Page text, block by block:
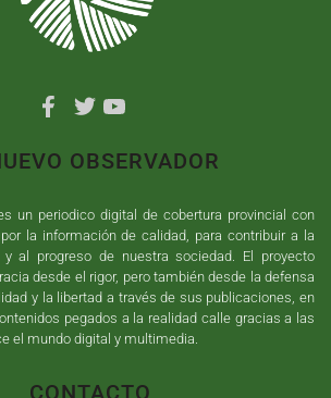
OBSERVADOR
un periodico digital de cobertura provincial con
la información de calidad, para contribuir a la
y al progreso de nuestra sociedad. El proyecto
desde el rigor, pero también desde la defensa
y la libertad a través de sus publicaciones, en
pegados a la realidad calle gracias a las
el mundo digital y multimedia.